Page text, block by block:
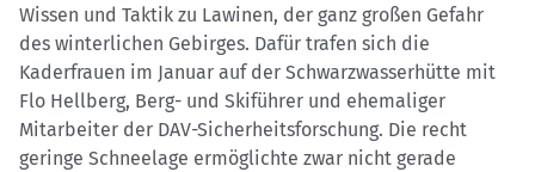
Wissen und Taktik zu Lawinen, der ganz großen Gefahr
des winterlichen Gebirges. Dafür trafen sich die
Kaderfrauen im Januar auf der Schwarzwasserhütte mit
Flo Hellberg, Berg- und Skiführer und ehemaliger
Mitarbeiter der DAV-Sicherheitsforschung. Die recht
geringe Schneelage ermöglichte zwar nicht gerade